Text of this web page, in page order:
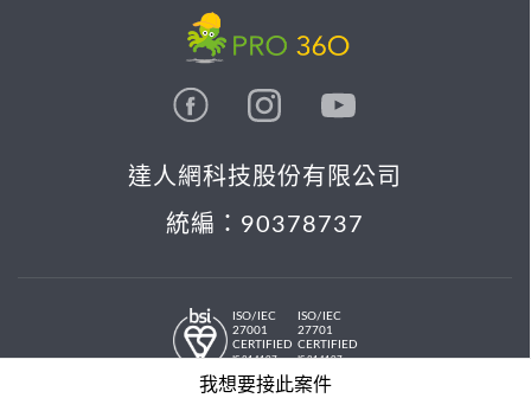
我想要接此案件
達人網科技股份有限公司
統編：90378737
ISO/IEC
27001
CERTIFIED
IS 814197
ISO/IEC
27701
CERTIFIED
IS 814197
© 2026 PRO36O. All rights reserved.